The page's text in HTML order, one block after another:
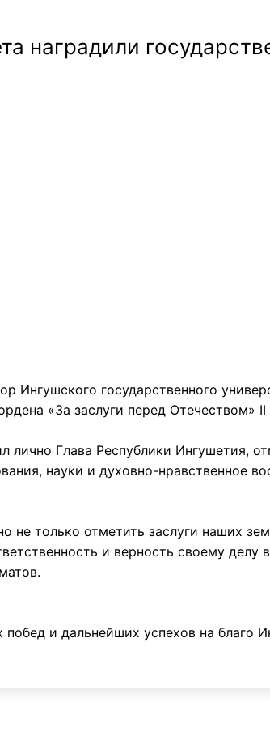
наградили
Ингушского государственного
«За заслуги перед Отечеством» II
лично Глава Республики Ингушетия,
науки и духовно-нравственное
не только отметить заслуги наших
и верность своему делу
и дальнейших успехов на благо